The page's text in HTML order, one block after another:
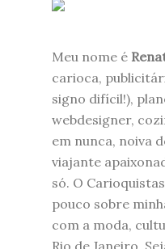
Meu nome é
carioca,
signo difícil!),
webdesigner,
em nunca, noiva
viajante
só. O
pouco sobre
com a moda,
Rio de Janeiro.